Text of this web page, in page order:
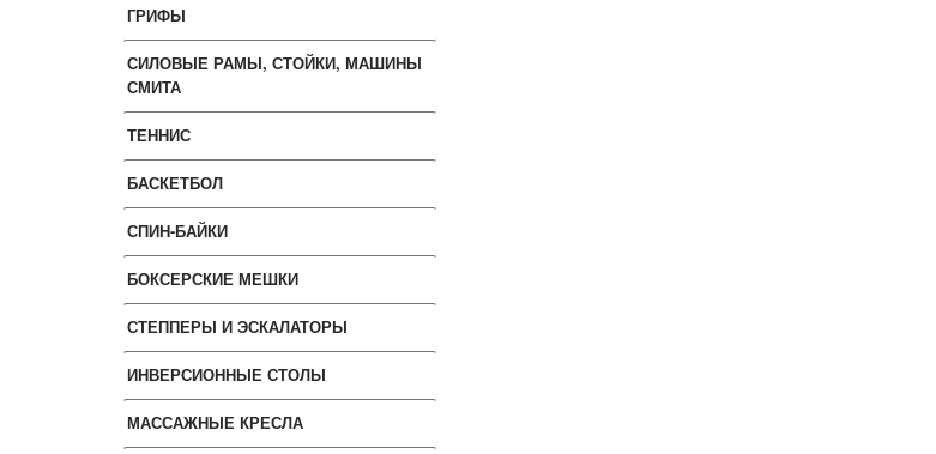
ГРИФЫ
СИЛОВЫЕ РАМЫ, СТОЙКИ, МАШИНЫ
СМИТА
ТЕННИС
БАСКЕТБОЛ
СПИН-БАЙКИ
БОКСЕРСКИЕ МЕШКИ
СТЕППЕРЫ И ЭСКАЛАТОРЫ
ИНВЕРСИОННЫЕ СТОЛЫ
МАССАЖНЫЕ КРЕСЛА